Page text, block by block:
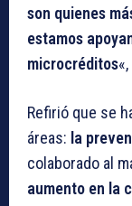
son quienes
estamos
microcréditos
Refirió que se
áreas: la
colaborado al
aumento en la